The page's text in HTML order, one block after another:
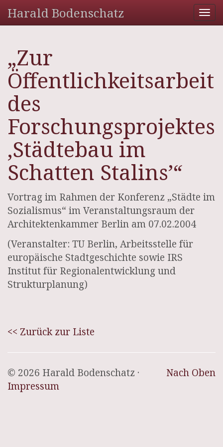
Harald Bodenschatz
„Zur
Öffentlichkeitsarbeit
des
Forschungsprojektes
‚Städtebau im
Schatten Stalins’“
Vortrag im Rahmen der Konferenz „Städte im
Sozialismus“ im Veranstaltungsraum der
Architektenkammer Berlin am 07.02.2004
(Veranstalter: TU Berlin, Arbeitsstelle für
europäische Stadtgeschichte sowie IRS
Institut für Regionalentwicklung und
Strukturplanung)
<< Zurück zur Liste
Nach Oben
© 2026 Harald Bodenschatz ·
Impressum